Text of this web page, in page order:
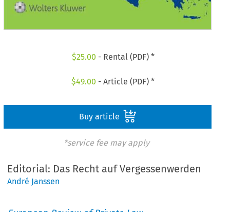
$25.00 - Rental (PDF) *
$49.00 - Article (PDF) *
Buy article
*service fee may apply
Editorial: Das Recht auf Vergessenwerden
André Janssen